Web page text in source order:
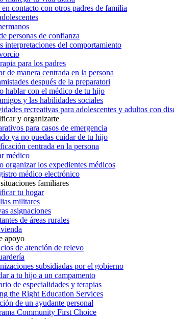
en contacto con otros padres de familia
personas de confianza
interpretaciones del comportamiento
para los padres
de manera centrada en la persona
después de la preparatori
hablar con el médico de tu hijo
y las habilidades sociales
recreativas para adolescentes y adultos con
y organizarte
para casos de emergencia
ya no puedas cuidar de tu hijo
centrada en la persona
médico
organizar los expedientes médicos
médico electrónico
familiares
tu hogar
militares
asignaciones
de áreas rurales
apoyo
de atención de relevo
subsidiadas por el gobierno
a tu hijo a un campamento
de especialidades y terapias
the Right Education Services
de un ayudante personal
Community First Choice